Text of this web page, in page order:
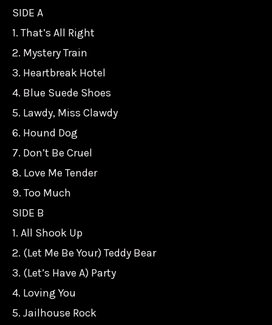
SIDE A
1. That’s All Right
2. Mystery Train
3. Heartbreak Hotel
4. Blue Suede Shoes
5. Lawdy, Miss Clawdy
6. Hound Dog
7. Don’t Be Cruel
8. Love Me Tender
9. Too Much
SIDE B
1. All Shook Up
2. (Let Me Be Your) Teddy Bear
3. (Let’s Have A) Party
4. Loving You
5. Jailhouse Rock